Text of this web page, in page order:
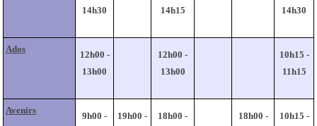
14h30
14h15
14h30
Ados
12h00 -
13h00
12h00 -
13h00
10h15 -
11h15
Avenirs
9h00 -
19h00 -
18h00 -
18h00 -
10h15 -